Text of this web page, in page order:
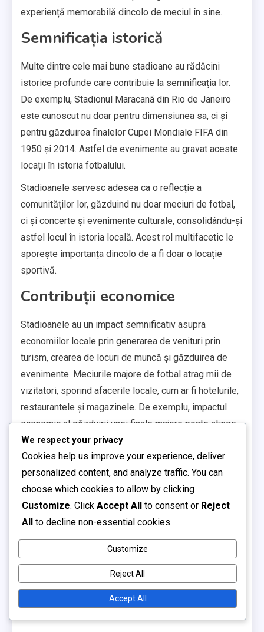
experiență memorabilă dincolo de meciul în sine.
Semnificația istorică
Multe dintre cele mai bune stadioane au rădăcini
istorice profunde care contribuie la semnificația lor.
De exemplu, Stadionul Maracanã din Rio de Janeiro
este cunoscut nu doar pentru dimensiunea sa, ci și
pentru găzduirea finalelor Cupei Mondiale FIFA din
1950 și 2014. Astfel de evenimente au gravat aceste
locații în istoria fotbalului.
Stadioanele servesc adesea ca o reflecție a
comunităților lor, găzduind nu doar meciuri de fotbal,
ci și concerte și evenimente culturale, consolidându-și
astfel locul în istoria locală. Acest rol multifacetic le
sporește importanța dincolo de a fi doar o locație
sportivă.
Contribuții economice
Stadioanele au un impact semnificativ asupra
economiilor locale prin generarea de venituri prin
turism, crearea de locuri de muncă și găzduirea de
evenimente. Meciurile majore de fotbal atrag mii de
vizitatori, sporind afacerile locale, cum ar fi hotelurile,
restaurantele și magazinele. De exemplu, impactul
economic al găzduirii unei finale majore poate atinge
milioane de dolari, beneficiind întreaga comunitate.
În plus, stadioanele creează adesea locuri de muncă,
atât în construcție, cât și în operațiuni continue,
contribuind la ratele de angajare locale. Prezența lor
poate duce, de asemenea, la îmbunătățiri ale
infrastructurii, cum ar fi legături de transport mai bune,
care îmbunătățesc și mai mult activitatea economică
din zonă.
Experiențe memorabile în
meciuri
We respect your privacy
Cookies help us improve your experience, deliver
personalized content, and analyze traffic. You can
choose which cookies to allow by clicking
Customize. Click Accept All to consent or Reject
All to decline non-essential cookies.
Customize
Reject All
Accept All